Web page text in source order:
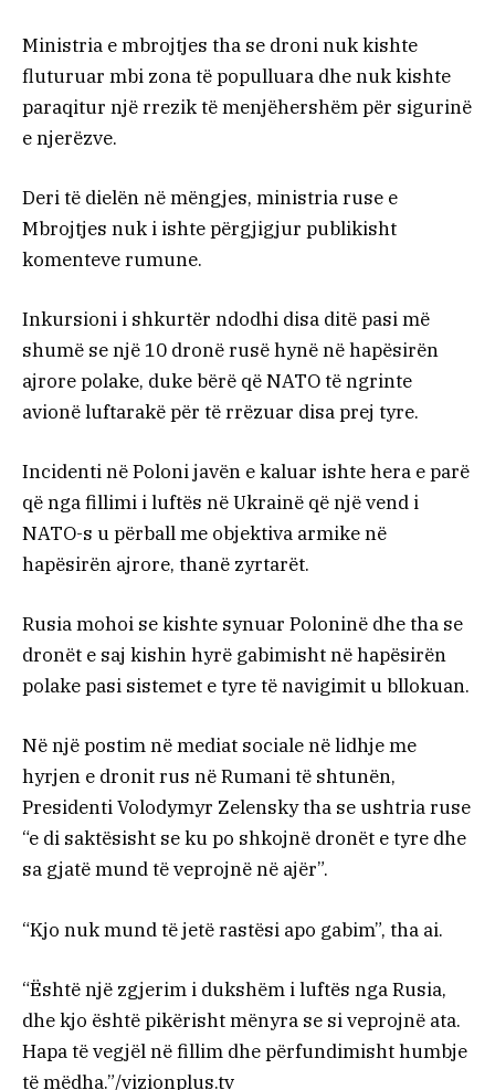
Ministria e mbrojtjes tha se droni nuk kishte
fluturuar mbi zona të populluara dhe nuk kishte
paraqitur një rrezik të menjëhershëm për sigurinë
e njerëzve.
Deri të dielën në mëngjes, ministria ruse e
Mbrojtjes nuk i ishte përgjigjur publikisht
komenteve rumune.
Inkursioni i shkurtër ndodhi disa ditë pasi më
shumë se një 10 dronë rusë hynë në hapësirën
ajrore polake, duke bërë që NATO të ngrinte
avionë luftarakë për të rrëzuar disa prej tyre.
Incidenti në Poloni javën e kaluar ishte hera e parë
që nga fillimi i luftës në Ukrainë që një vend i
NATO-s u përball me objektiva armike në
hapësirën ajrore, thanë zyrtarët.
Rusia mohoi se kishte synuar Poloninë dhe tha se
dronët e saj kishin hyrë gabimisht në hapësirën
polake pasi sistemet e tyre të navigimit u bllokuan.
Në një postim në mediat sociale në lidhje me
hyrjen e dronit rus në Rumani të shtunën,
Presidenti Volodymyr Zelensky tha se ushtria ruse
“e di saktësisht se ku po shkojnë dronët e tyre dhe
sa gjatë mund të veprojnë në ajër”.
“Kjo nuk mund të jetë rastësi apo gabim”, tha ai.
“Është një zgjerim i dukshëm i luftës nga Rusia,
dhe kjo është pikërisht mënyra se si veprojnë ata.
Hapa të vegjël në fillim dhe përfundimisht humbje
të mëdha.”/vizionplus.tv